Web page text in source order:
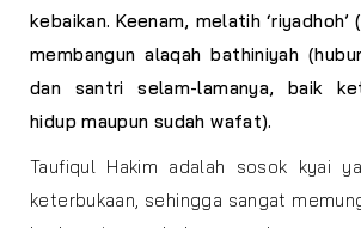
kebaikan.Keenam, melatih ‘riyadhoh’
membangun alaqah bathiniyah
dan santri selam-lamanya, baik
hidup maupun sudah wafat).
Taufiqul Hakim adalah sosok kyai
keterbukaan, sehingga sangat